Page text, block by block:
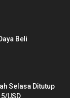
Beli
Selasa Ditutup
USD